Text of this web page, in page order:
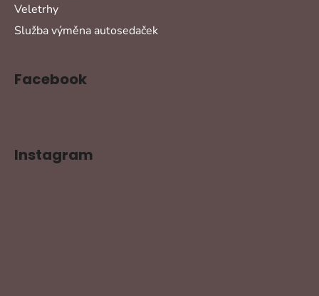
Veletrhy
Služba výměna autosedaček
Facebook
Instagram